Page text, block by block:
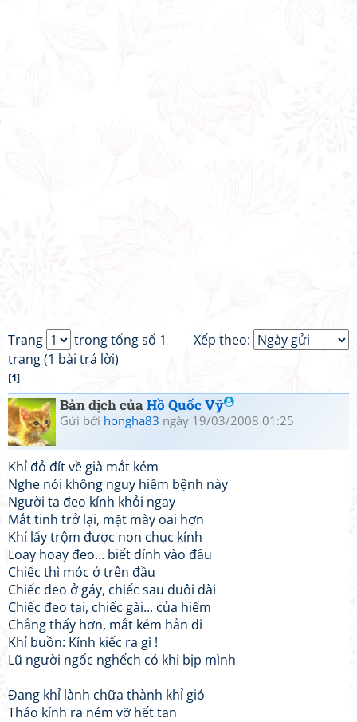
Xếp theo:
Trang
trong tổng số 1
trang (1 bài trả lời)
[1]
Bản dịch củaHồ Quốc Vỹ
Gửi bởi hongha83 ngày 19/03/2008 01:25
Khỉ đỏ đít về già mắt kém
Nghe nói không nguy hiềm bệnh này
Người ta đeo kính khỏi ngay
Mắt tinh trở lại, mặt mày oai hơn
Khỉ lấy trộm được non chục kính
Loay hoay đeo... biết dính vào đâu
Chiếc thì móc ở trên đầu
Chiếc đeo ở gáy, chiếc sau đuôi dài
Chiếc đeo tai, chiếc gài... của hiếm
Chẳng thấy hơn, mắt kém hẳn đi
Khỉ buồn: Kính kiếc ra gì !
Lũ người ngốc nghếch có khi bịp mình
Đang khỉ lành chữa thành khỉ gió
Tháo kính ra ném vỡ hết tan